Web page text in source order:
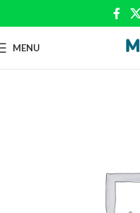
MENU